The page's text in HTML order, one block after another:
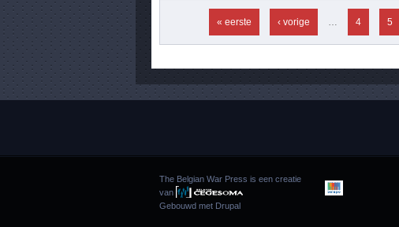
Pagina's
« eerste ‹ vorige … 4 5
The Belgian War Press is een creatie
van
Gebouwd met Drupal